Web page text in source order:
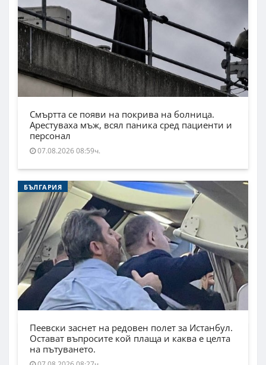
Смъртта се появи на покрива на болница.
Арестуваха мъж, всял паника сред пациенти и
персонал
07.08.2026 08:59ч.
БЪЛГАРИЯ
Пеевски заснет на редовен полет за Истанбул.
Остават въпросите кой плаща и каква е целта
на пътуването.